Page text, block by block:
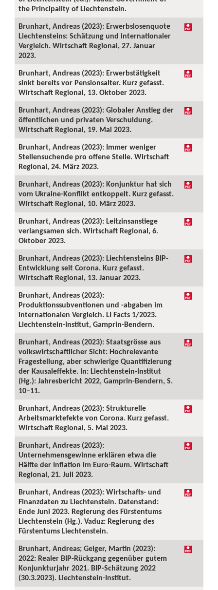
the Principality of Liechtenstein.
Brunhart, Andreas (2023): Erwerbslosenquote
Liechtensteins: Schätzung und internationaler
Vergleich. Wirtschaft Regional, 27. Januar
2023.
Brunhart, Andreas (2023): Erwerbstätigkeit
sinkt bereits vor Pensionsalter. Kurz gefasst.
Wirtschaft Regional, 13. Oktober 2023.
Brunhart, Andreas (2023): Globaler Anstieg der
öffentlichen und privaten Verschuldung.
Wirtschaft Regional, 19. Mai 2023.
Brunhart, Andreas (2023): Immer weniger
Stellensuchende pro offene Stelle. Wirtschaft
Regional, 24. März 2023.
Brunhart, Andreas (2023): Konjunktur hat sich
vom Ukraine-Konflikt entkoppelt. Kurz gefasst.
Wirtschaft Regional, 10. März 2023.
Brunhart, Andreas (2023): Leitzinsanstiege
verlangsamen sich. Wirtschaft Regional, 6.
Oktober 2023.
Brunhart, Andreas (2023): Liechtensteins BIP-
Entwicklung seit Corona. Kurz gefasst.
Wirtschaft Regional, 13. Januar 2023.
Brunhart, Andreas (2023):
Produktionssubventionen und -abgaben im
internationalen Vergleich. LI Facts 1/2023.
Liechtenstein-Institut, Gamprin-Bendern.
Brunhart, Andreas (2023): Staatsgrösse aus
volkswirtschaftlicher Sicht: Hochrelevante
Fragestellung, aber schwierige Quantifizierung
der Kausaleffekte. In: Liechtenstein-Institut
(Hg.): Jahresbericht 2022, Gamprin-Bendern, S.
10–11.
Brunhart, Andreas (2023): Strukturelle
Arbeitsmarktefekte von Corona. Kurz gefasst.
Wirtschaft Regional, 5. Mai 2023.
Brunhart, Andreas (2023):
Unternehmensgewinne erklären etwa die
Hälfte der Inflation im Euro-Raum. Wirtschaft
Regional, 21. Juli 2023.
Brunhart, Andreas (2023): Wirtschafts- und
Finanzdaten zu Liechtenstein. Datenstand:
Ende Juni 2023. Regierung des Fürstentums
Liechtenstein (Hg.). Vaduz: Regierung des
Fürstentums Liechtenstein.
Brunhart, Andreas; Geiger, Martin (2023):
2022: Realer BIP-Rückgang gegenüber gutem
Konjunkturjahr 2021. BIP-Schätzung 2022
(30.3.2023). Liechtenstein-Institut.